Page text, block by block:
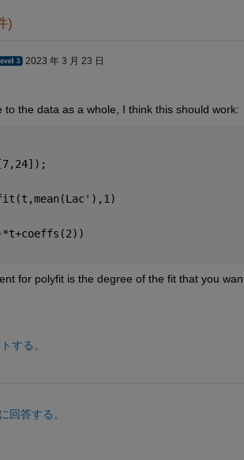
)
2023 年 3 月 23 日
to the data as a whole, I think this should work:
for polyfit is the degree of the fit that you
する。
回答する。